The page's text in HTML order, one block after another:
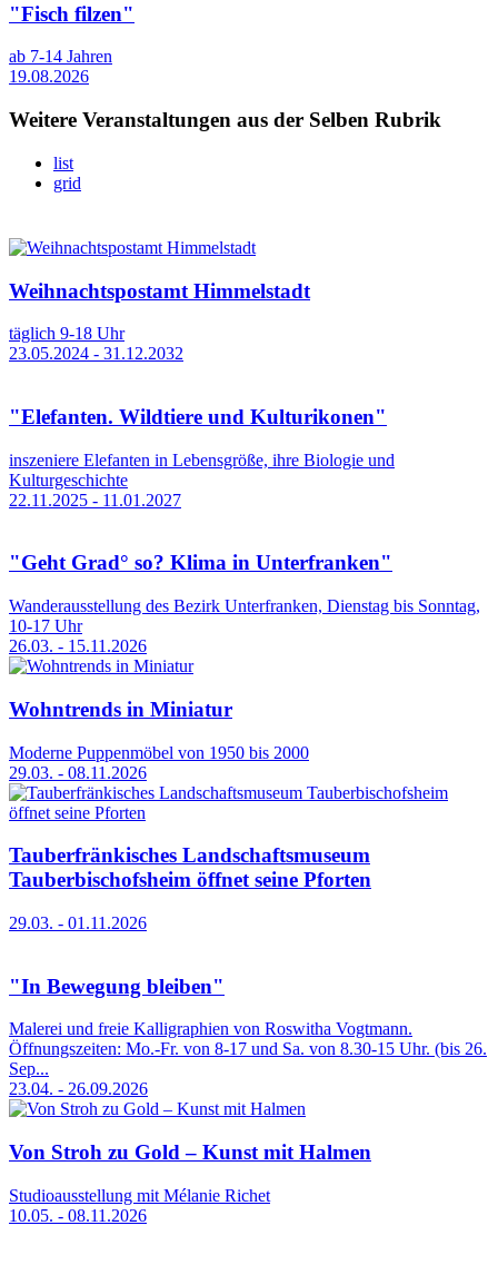
"Fisch filzen"
ab 7-14 Jahren
19.08.2026
Weitere Veranstaltungen aus der Selben Rubrik
list
grid
Weihnachtspostamt Himmelstadt
täglich 9-18 Uhr
23.05.2024 - 31.12.2032
"Elefanten. Wildtiere und Kulturikonen"
inszeniere Elefanten in Lebensgröße, ihre Biologie und
Kulturgeschichte
22.11.2025 - 11.01.2027
"Geht Grad° so? Klima in Unterfranken"
Wanderausstellung des Bezirk Unterfranken, Dienstag bis Sonntag,
10-17 Uhr
26.03. - 15.11.2026
Wohntrends in Miniatur
Moderne Puppenmöbel von 1950 bis 2000
29.03. - 08.11.2026
Tauberfränkisches Landschaftsmuseum
Tauberbischofsheim öffnet seine Pforten
29.03. - 01.11.2026
"In Bewegung bleiben"
Malerei und freie Kalligraphien von Roswitha Vogtmann.
Öffnungszeiten: Mo.-Fr. von 8-17 und Sa. von 8.30-15 Uhr. (bis 26.
Sep...
23.04. - 26.09.2026
Von Stroh zu Gold – Kunst mit Halmen
Studioausstellung mit Mélanie Richet
10.05. - 08.11.2026